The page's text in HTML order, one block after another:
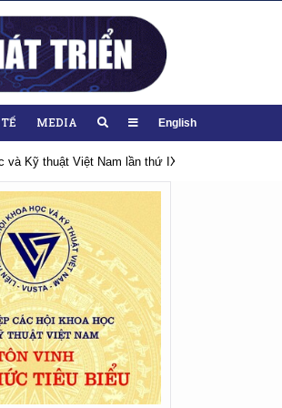
MEDIA English
và Kỹ thuật Việt Nam lần thứ IX, nhiệm kỳ 2026-